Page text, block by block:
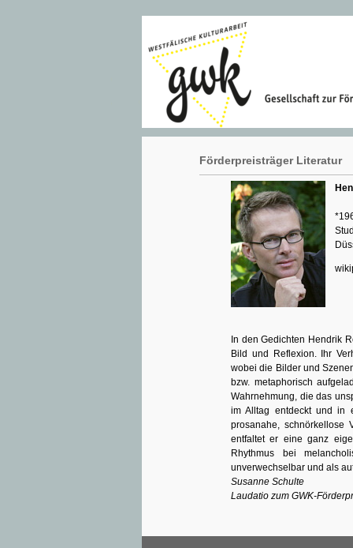
Förderpreisträger Literatur
In den Gedichten Hendrik
Bild und Reflexion. Ihr
wobei die Bilder und
bzw. metaphorisch
Wahrnehmung, die das
im Alltag entdeckt und in
prosanahe, schnörkellose
entfaltet er eine ganz
Rhythmus bei
unverwechselbar und als
Susanne Schulte
Laudatio zum GWK-